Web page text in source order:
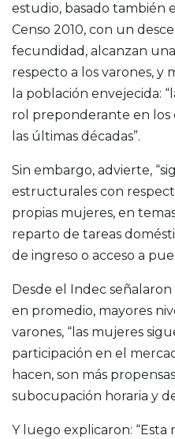
estudio, basado también
Censo 2010, con un
fecundidad, alcanzan
respecto a los varones, y
la población envejecida:
rol preponderante en los
las últimas décadas”.
Sin embargo, advierte,
estructurales con
propias mujeres, en
reparto de tareas
de ingreso o acceso a
Desde el Indec
en promedio, mayores
varones, “las mujeres
participación en el
hacen, son más
subocupación horaria y
Y luego explicaron: “Esta